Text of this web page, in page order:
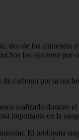
dos de los alimentos
los eliminen por
carbono por la
realizado durante
importante en la
El problema